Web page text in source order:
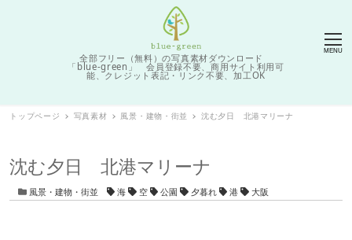
全部フリー（無料）の写真素材ダウンロード
「blue-green」 会員登録不要、商用サイト利用可
能、クレジット表記・リンク不要、加工OK
MENU
トップページ 写真素材 風景・建物・街並 沈む夕日 北港マリーナ
沈む夕日 北港マリーナ
カテゴリー
風景・建物・街並 タグ海 空 公園 夕暮れ 港 大阪